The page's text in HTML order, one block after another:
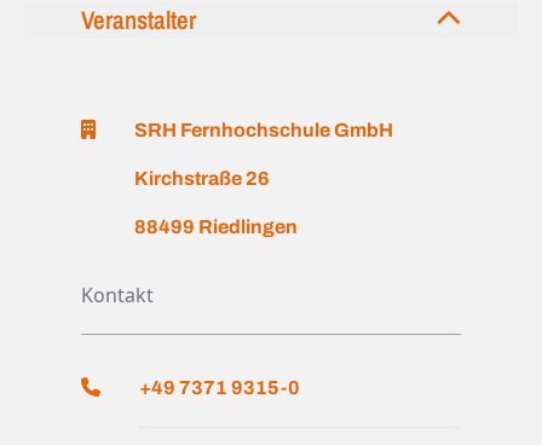
Veranstalter
SRH Fernhochschule GmbH
Kirchstraße 26
88499 Riedlingen
Kontakt
+49 7371 9315-0